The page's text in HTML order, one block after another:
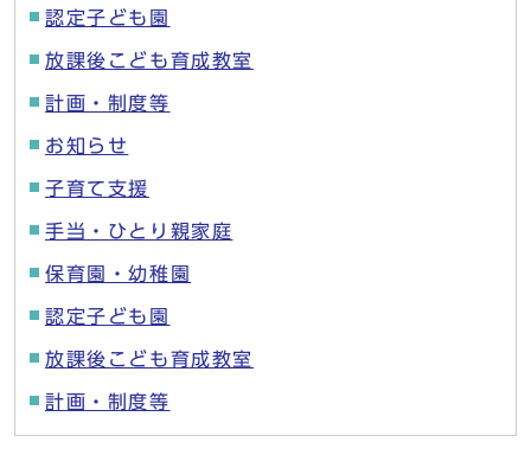
認定子ども園
放課後こども育成教室
計画・制度等
お知らせ
子育て支援
手当・ひとり親家庭
保育園・幼稚園
認定子ども園
放課後こども育成教室
計画・制度等